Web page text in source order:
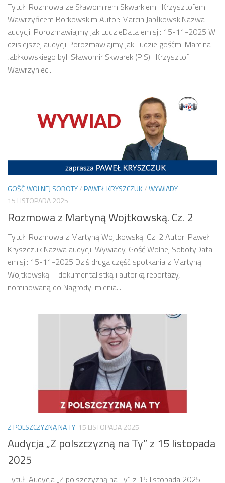
Tytuł: Rozmowa ze Sławomirem Skwarkiem i Krzysztofem
Wawrzyńcem Borkowskim Autor: Marcin JabłkowskiNazwa
audycji: Porozmawiajmy jak LudzieData emisji: 15-11-2025 W
dzisiejszej audycji Porozmawiajmy jak Ludzie gośćmi Marcina
Jabłkowskiego byli Sławomir Skwarek (PiS) i Krzysztof
Wawrzyniec...
GOŚĆ WOLNEJ SOBOTY/PAWEŁ KRYSZCZUK/WYWIADY
15 LISTOPADA 2025
Rozmowa z Martyną Wojtkowską. Cz. 2
Tytuł: Rozmowa z Martyną Wojtkowską. Cz. 2 Autor: Paweł
Kryszczuk Nazwa audycji: Wywiady, Gość Wolnej SobotyData
emisji: 15-11-2025 Dziś druga część spotkania z Martyną
Wojtkowską – dokumentalistką i autorką reportaży,
nominowaną do Nagrody imienia...
Z POLSZCZYZNĄ NA TY 15 LISTOPADA 2025
Audycja „Z polszczyzną na Ty” z 15 listopada
2025
Tytuł: Audycja „Z polszczyzną na Ty” z 15 listopada 2025